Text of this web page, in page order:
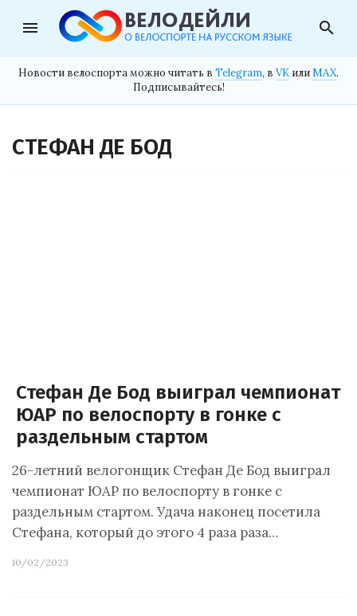
menu search
Новости велоспорта можно читать в Telegram, в VK илиMAX.
Подписывайтесь!
СТЕФАН ДЕ БОД
Стефан Де Бод выиграл чемпионат
ЮАР по велоспорту в гонке с
раздельным стартом
26-летний велогонщик Стефан Де Бод выиграл
чемпионат ЮАР по велоспорту в гонке с
раздельным стартом. Удача наконец посетила
Стефана, который до этого 4 раза раза…
10/02/2023